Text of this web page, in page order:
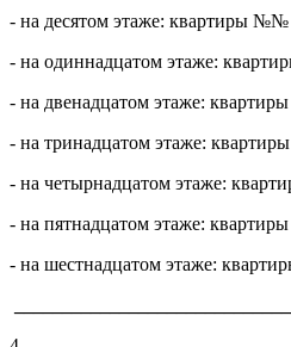
- на десятом этаже: квартиры №№
- на одиннадцатом этаже:
- на двенадцатом этаже:
- на тринадцатом этаже:
- на четырнадцатом этаже:
- на пятнадцатом этаже:
- на шестнадцатом этаже: